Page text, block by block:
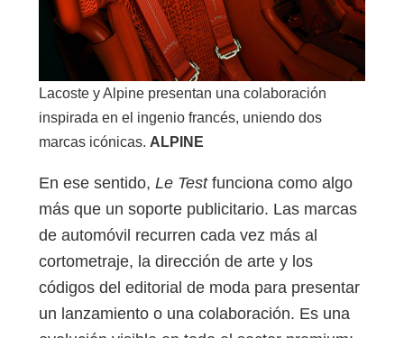
Lacoste y Alpine presentan una colaboración
inspirada en el ingenio francés, uniendo dos
marcas icónicas. ALPINE
En ese sentido, Le Testfunciona como algo
más que un soporte publicitario. Las marcas
de automóvil recurren cada vez más al
cortometraje, la dirección de arte y los
códigos del editorial de moda para presentar
un lanzamiento o una colaboración. Es una